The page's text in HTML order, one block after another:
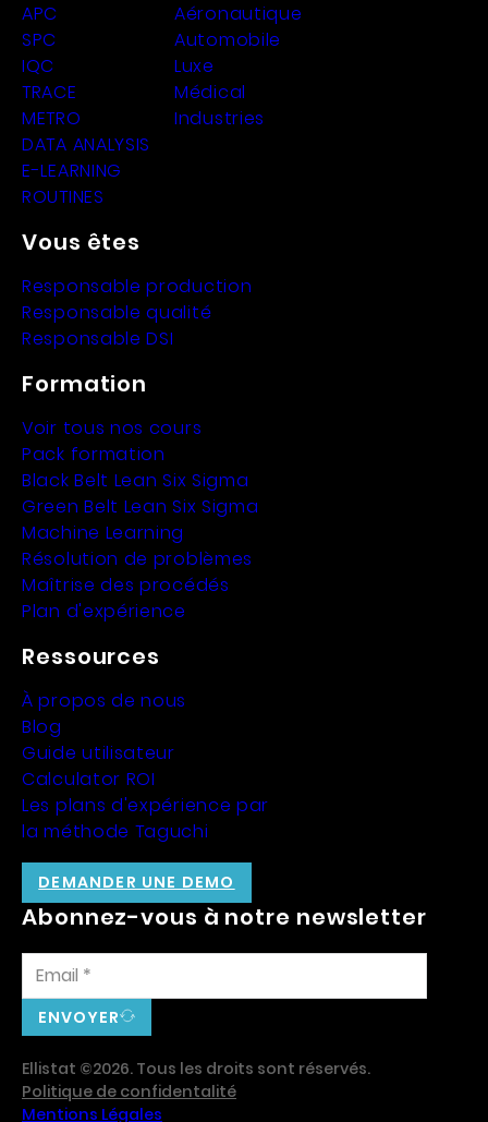
APC
SPC
IQC
TRACE
METRO
DATA ANALYSIS
E-LEARNING
ROUTINES
Aéronautique
Automobile
Luxe
Médical
Industries
Vous êtes
Responsable production
Responsable qualité
Responsable DSI
Formation
Voir tous nos cours
Pack formation
Black Belt Lean Six Sigma
Green Belt Lean Six Sigma
Machine Learning
Résolution de problèmes
Maîtrise des procédés
Plan d'expérience
Ressources
À propos de nous
Blog
Guide utilisateur
Calculator ROI
Les plans d'expérience par
la méthode Taguchi
Abonnez-vous à notre newsletter
ENVOYER
DEMANDER UNE DEMO
Ellistat ©2026. Tous les droits sont réservés.
Politique de confidentalité
Mentions Légales